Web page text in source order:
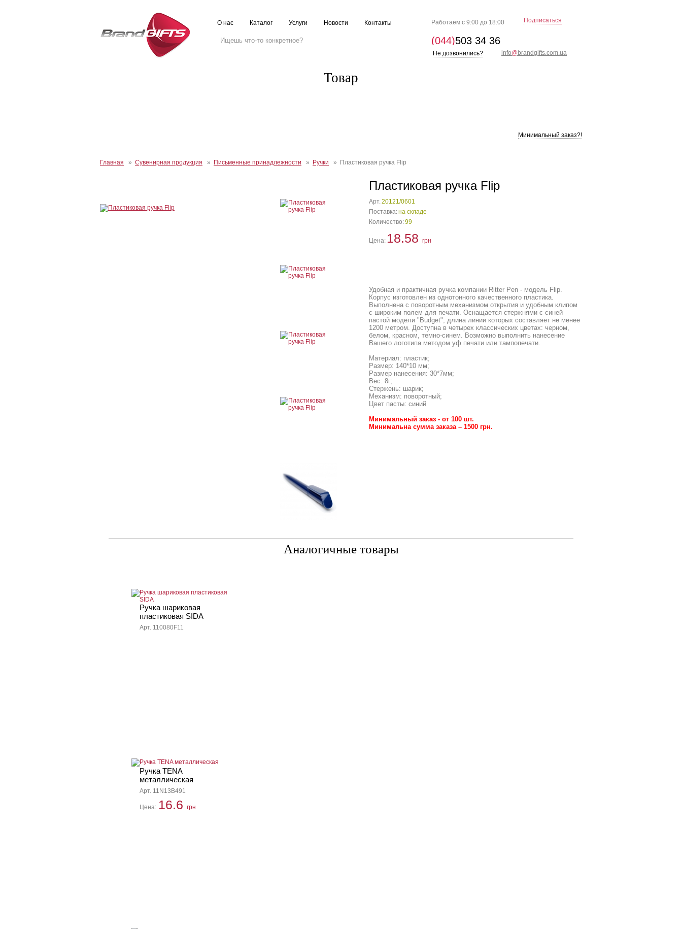
О нас Каталог Услуги Новости Контакты Работаем с 9:00 до 18:00 Подписаться
(044)503 34 36
Не дозвонились? info@ brandgifts.com.ua
Товар
Минимальный заказ?!
Главная » Сувенирная продукция » Письменные принадлежности » Ручки » Пластиковая ручка Flip
Пластиковая ручка Flip
Арт.20121/0601
Поставка:на складе
Количество:99
Цена: 18.58 грн
Удобная и практичная ручка компании Ritter Pen - модель Flip.
Корпус изготовлен из однотонного качественного пластика.
Выполнена с поворотным механизмом открытия и удобным клипом
с широким полем для печати. Оснащается стержнями с синей
пастой модели "Budget", длина линии которых составляет не менее
1200 метром. Доступна в четырех классических цветах: черном,
белом, красном, темно-синем. Возможно выполнить нанесение
Вашего логотипа методом уф печати или тампопечати.
Материал: пластик;
Размер: 140*10 мм;
Размер нанесения: 30*7мм;
Вес: 8г;
Стержень: шарик;
Механизм: поворотный;
Цвет пасты: синий
Минимальный заказ - от 100 шт.
Минимальна сумма заказа – 1500 грн.
Аналогичные товары
Ручка шариковая
пластиковая SIDA
Арт. 110080F11
Ручка TENA
металлическая
Арт. 11N13B491
Цена: 16.6 грн